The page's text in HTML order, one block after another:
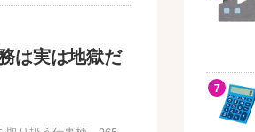
は実は地獄だ